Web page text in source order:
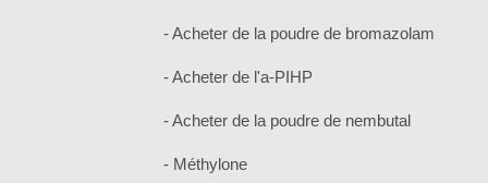
- Acheter de la poudre de bromazolam
- Acheter de l'a-PIHP
- Acheter de la poudre de nembutal
- Méthylone